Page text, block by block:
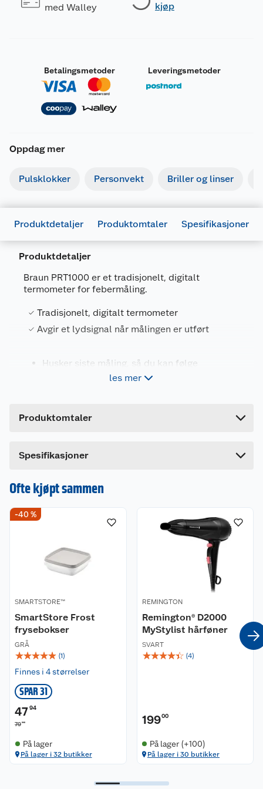
med Walley kjøp
Betalingsmetoder Leveringsmetoder
Oppdag mer
Pulsklokker Personvekt Briller og linser
Produktdetaljer Produktomtaler Spesifikasjoner
Produktdetaljer
Braun PRT1000 er et tradisjonelt, digitalt
termometer for febermåling.
Tradisjonelt, digitalt termometer
Avgir et lydsignal når målingen er utført
Husker siste måling, så du kan følge
temperaturutviklingen
les mer
Produktomtaler
Spesifikasjoner
Generelt
Artikkelnummer
Leverandørens artikkelnummer
356309
Ofte kjøpt sammen
-40 %
SMARTSTORE™
SmartStore Frost
frysebokser
GRÅ
☆☆☆☆☆ (1)
Finnes i 4 størrelser
SPAR 31
4794
7990
På lager
På lager i 32 butikker
REMINGTON
Remington® D2000
MyStylist hårføner
SVART
☆☆☆☆☆ (4)
19900
På lager (+100)
På lager i 30 butikker